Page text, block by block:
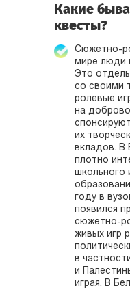
Какие
квесты?
Сюжетно-
мире люди
Это
со своими
ролевые
на
их
вкладов. В
плотно
школьного
году в
появился
сюжетно-
живых игр
в
и
играя. В